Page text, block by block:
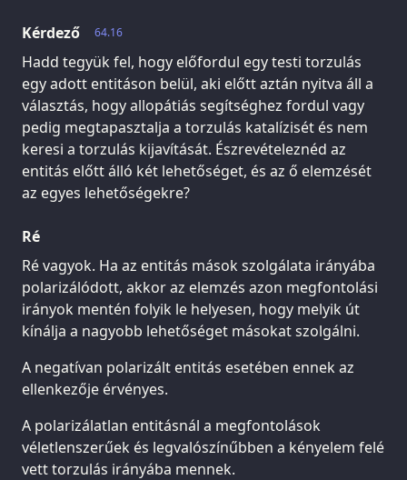
64.16
Kérdező
Hadd tegyük fel, hogy előfordul egy testi torzulás
egy adott entitáson belül, aki előtt aztán nyitva áll a
választás, hogy allopátiás segítséghez fordul vagy
pedig megtapasztalja a torzulás katalízisét és nem
keresi a torzulás kijavítását. Észrevételeznéd az
entitás előtt álló két lehetőséget, és az ő elemzését
az egyes lehetőségekre?
Ré
Ré vagyok. Ha az entitás mások szolgálata irányába
polarizálódott, akkor az elemzés azon megfontolási
irányok mentén folyik le helyesen, hogy melyik út
kínálja a nagyobb lehetőséget másokat szolgálni.
A negatívan polarizált entitás esetében ennek az
ellenkezője érvényes.
A polarizálatlan entitásnál a megfontolások
véletlenszerűek és legvalószínűbben a kényelem felé
vett torzulás irányába mennek.